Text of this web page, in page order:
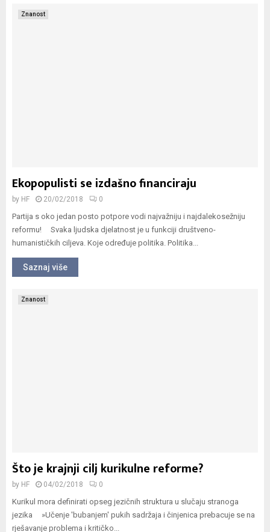
Znanost
Ekopopulisti se izdašno financiraju
by HF 20/02/2018 0
Partija s oko jedan posto potpore vodi najvažniju i najdalekosežniju
reformu! Svaka ljudska djelatnost je u funkciji društveno-
humanističkih ciljeva. Koje određuje politika. Politika...
Saznaj više
Znanost
Što je krajnji cilj kurikulne reforme?
by HF 04/02/2018 0
Kurikul mora definirati opseg jezičnih struktura u slučaju stranoga
jezika »Učenje 'bubanjem' pukih sadržaja i činjenica prebacuje se na
rješavanje problema i kritičko...